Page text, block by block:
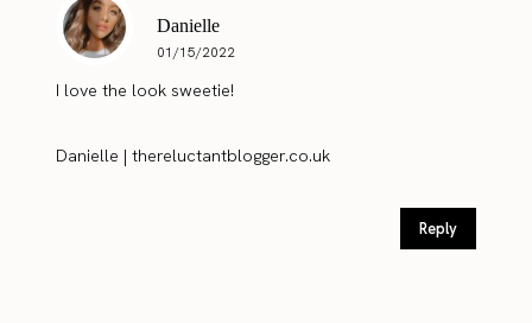
Danielle
01/15/2022
I love the look sweetie!
Danielle | thereluctantblogger.co.uk
Reply